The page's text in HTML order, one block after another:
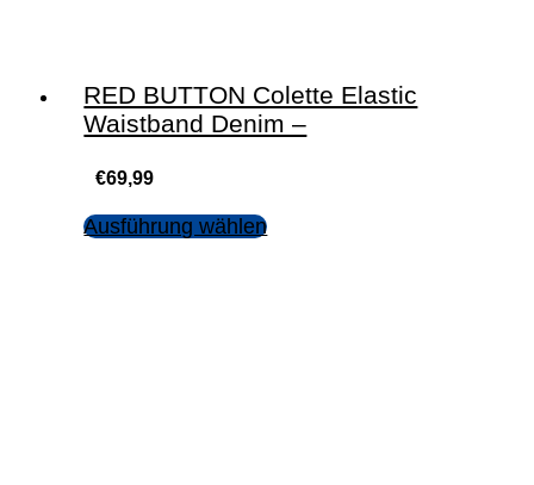
RED BUTTON Colette Elastic
Waistband Denim –
€69,99
Ausführung wählen